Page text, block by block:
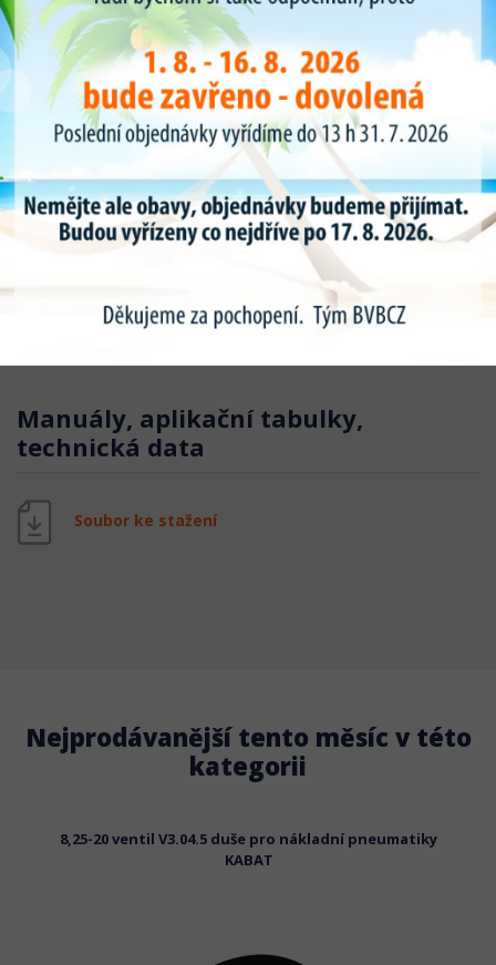
Díky výhradnímu zastoupení duší KABAT pro ČR dodáváme 90
% všech rozměru do 24-48 hodin a speciální požadavky duší do
10 dnu. Sklady o rozloze 600m2 pravidelně 2 týdně zavážíme a
doplňujme.
Veškeré duše Kabat mužete nakoupit v našem internetovém
obchodě www.bvbcz.cz.
Pro jednoduchost nákupu a výběru duše a vložky jsme pro vás
připravily vyhledávač rozměru duší kde dle vaší poptávky si
vyberete rozměr a typ ventilu pro danou duši . U detailu výrobku
najdete i tabulku všech typu a tvarů ventilu .
Novinkou je u odbrázku duše grafické zobrazení skutečného
Manuály, aplikační tabulky,
technická data
Soubor ke stažení
Nejprodávanější tento měsíc v této
kategorii
8,25-20 ventil V3.04.5 duše pro nákladní pneumatiky
KABAT